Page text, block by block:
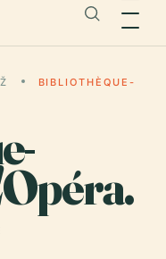
BIBLIOTHÈQUE-